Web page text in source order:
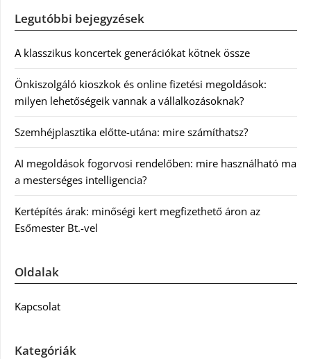
Legutóbbi bejegyzések
A klasszikus koncertek generációkat kötnek össze
Önkiszolgáló kioszkok és online fizetési megoldások:
milyen lehetőségeik vannak a vállalkozásoknak?
Szemhéjplasztika előtte-utána: mire számíthatsz?
AI megoldások fogorvosi rendelőben: mire használható ma
a mesterséges intelligencia?
Kertépítés árak: minőségi kert megfizethető áron az
Esőmester Bt.-vel
Oldalak
Kapcsolat
Kategóriák